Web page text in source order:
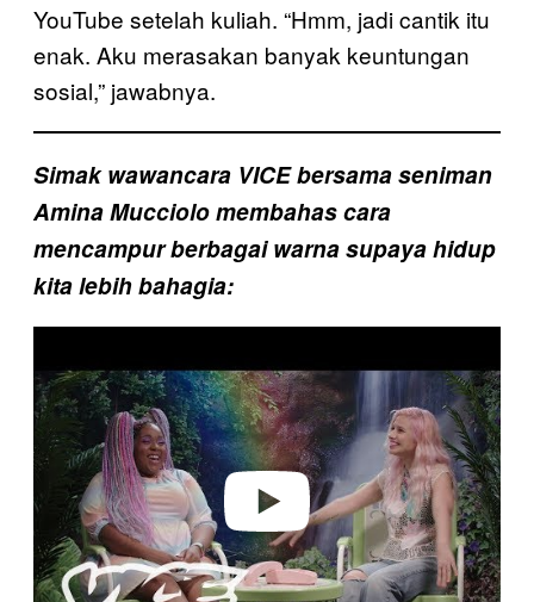
YouTube setelah kuliah. “Hmm, jadi cantik itu
enak. Aku merasakan banyak keuntungan
sosial,” jawabnya.
Simak wawancara VICE bersama seniman
Amina Mucciolo membahas cara
mencampur berbagai warna supaya hidup
kita lebih bahagia:
y
v
e